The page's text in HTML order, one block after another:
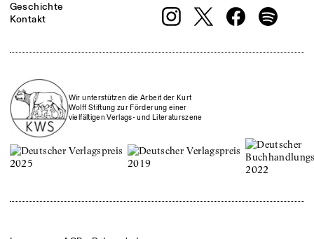
Geschichte
Kontakt
Wir unterstützen die Arbeit der Kurt
Wolff Stiftung zur Förderung einer
vielfältigen Verlags- und Literaturszene